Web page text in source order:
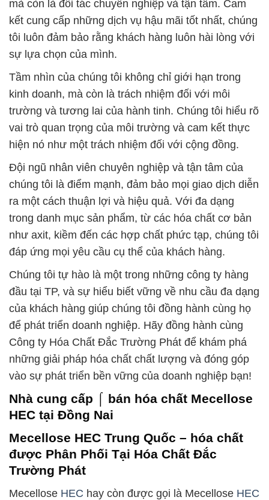
mà còn là đối tác chuyên nghiệp và tận tâm. Cam
kết cung cấp những dịch vụ hậu mãi tốt nhất, chúng
tôi luôn đảm bảo rằng khách hàng luôn hài lòng với
sự lựa chọn của mình.
Tầm nhìn của chúng tôi không chỉ giới hạn trong
kinh doanh, mà còn là trách nhiệm đối với môi
trường và tương lai của hành tinh. Chúng tôi hiểu rõ
vai trò quan trọng của môi trường và cam kết thực
hiện nó như một trách nhiệm đối với cộng đồng.
Đội ngũ nhân viên chuyên nghiệp và tận tâm của
chúng tôi là điểm mạnh, đảm bảo mọi giao dịch diễn
ra một cách thuận lợi và hiệu quả. Với đa dạng
trong danh mục sản phẩm, từ các hóa chất cơ bản
như axit, kiềm đến các hợp chất phức tạp, chúng tôi
đáp ứng mọi yêu cầu cụ thể của khách hàng.
Chúng tôi tự hào là một trong những công ty hàng
đầu tại TP, và sự hiểu biết vững về nhu cầu đa dạng
của khách hàng giúp chúng tôi đồng hành cùng họ
để phát triển doanh nghiệp. Hãy đồng hành cùng
Công ty Hóa Chất Đắc Trường Phát để khám phá
những giải pháp hóa chất chất lượng và đóng góp
vào sự phát triển bền vững của doanh nghiệp bạn!
Nhà cung cấp ⌠ bán hóa chất Mecellose
HEC tại Đồng Nai
Mecellose HEC Trung Quốc – hóa chất
được Phân Phối Tại Hóa Chất Đắc
Trường Phát
Mecellose HEC hay còn được gọi là Mecellose HEC